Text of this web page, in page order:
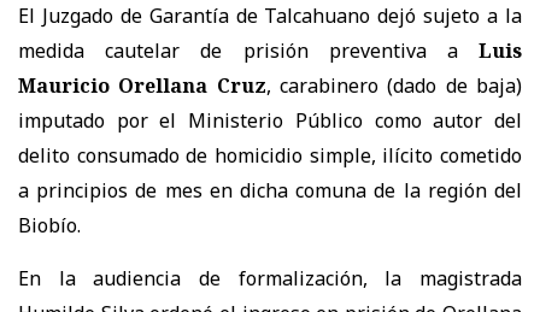
El Juzgado de Garantía de Talcahuano dejó sujeto a la
medida cautelar de prisión preventiva a Luis
Mauricio Orellana Cruz, carabinero (dado de baja)
imputado por el Ministerio Público como autor del
delito consumado de homicidio simple, ilícito cometido
a principios de mes en dicha comuna de la región del
Biobío.
En la audiencia de formalización, la magistrada